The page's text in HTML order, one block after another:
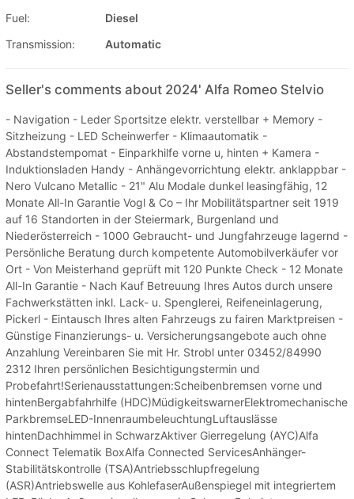
Fuel:
Diesel
Transmission:
Automatic
Seller's comments about 2024' Alfa Romeo Stelvio
- Navigation - Leder Sportsitze elektr. verstellbar + Memory -
Sitzheizung - LED Scheinwerfer - Klimaautomatik -
Abstandstempomat - Einparkhilfe vorne u, hinten + Kamera -
Induktionsladen Handy - Anhängevorrichtung elektr. anklappbar -
Nero Vulcano Metallic - 21" Alu Modale dunkel leasingfähig, 12
Monate All-In Garantie Vogl & Co – Ihr Mobilitätspartner seit 1919
auf 16 Standorten in der Steiermark, Burgenland und
Niederösterreich - 1000 Gebraucht- und Jungfahrzeuge lagernd -
Persönliche Beratung durch kompetente Automobilverkäufer vor
Ort - Von Meisterhand geprüft mit 120 Punkte Check - 12 Monate
All-In Garantie - Nach Kauf Betreuung Ihres Autos durch unsere
Fachwerkstätten inkl. Lack- u. Spenglerei, Reifeneinlagerung,
Pickerl - Eintausch Ihres alten Fahrzeugs zu fairen Marktpreisen -
Günstige Finanzierungs- u. Versicherungsangebote auch ohne
Anzahlung Vereinbaren Sie mit Hr. Strobl unter 03452/84990
2312 Ihren persönlichen Besichtigungstermin und
Probefahrt!Serienausstattungen:Scheibenbremsen vorne und
hintenBergabfahrhilfe (HDC)MüdigkeitswarnerElektromechanische
ParkbremseLED-InnenraumbeleuchtungLuftauslässe
hintenDachhimmel in SchwarzAktiver Gierregelung (AYC)Alfa
Connect Telematik BoxAlfa Connected ServicesAnhänger-
Stabilitätskontrolle (TSA)Antriebsschlupfregelung
(ASR)Antriebswelle aus KohlefaserAußenspiegel mit integriertem